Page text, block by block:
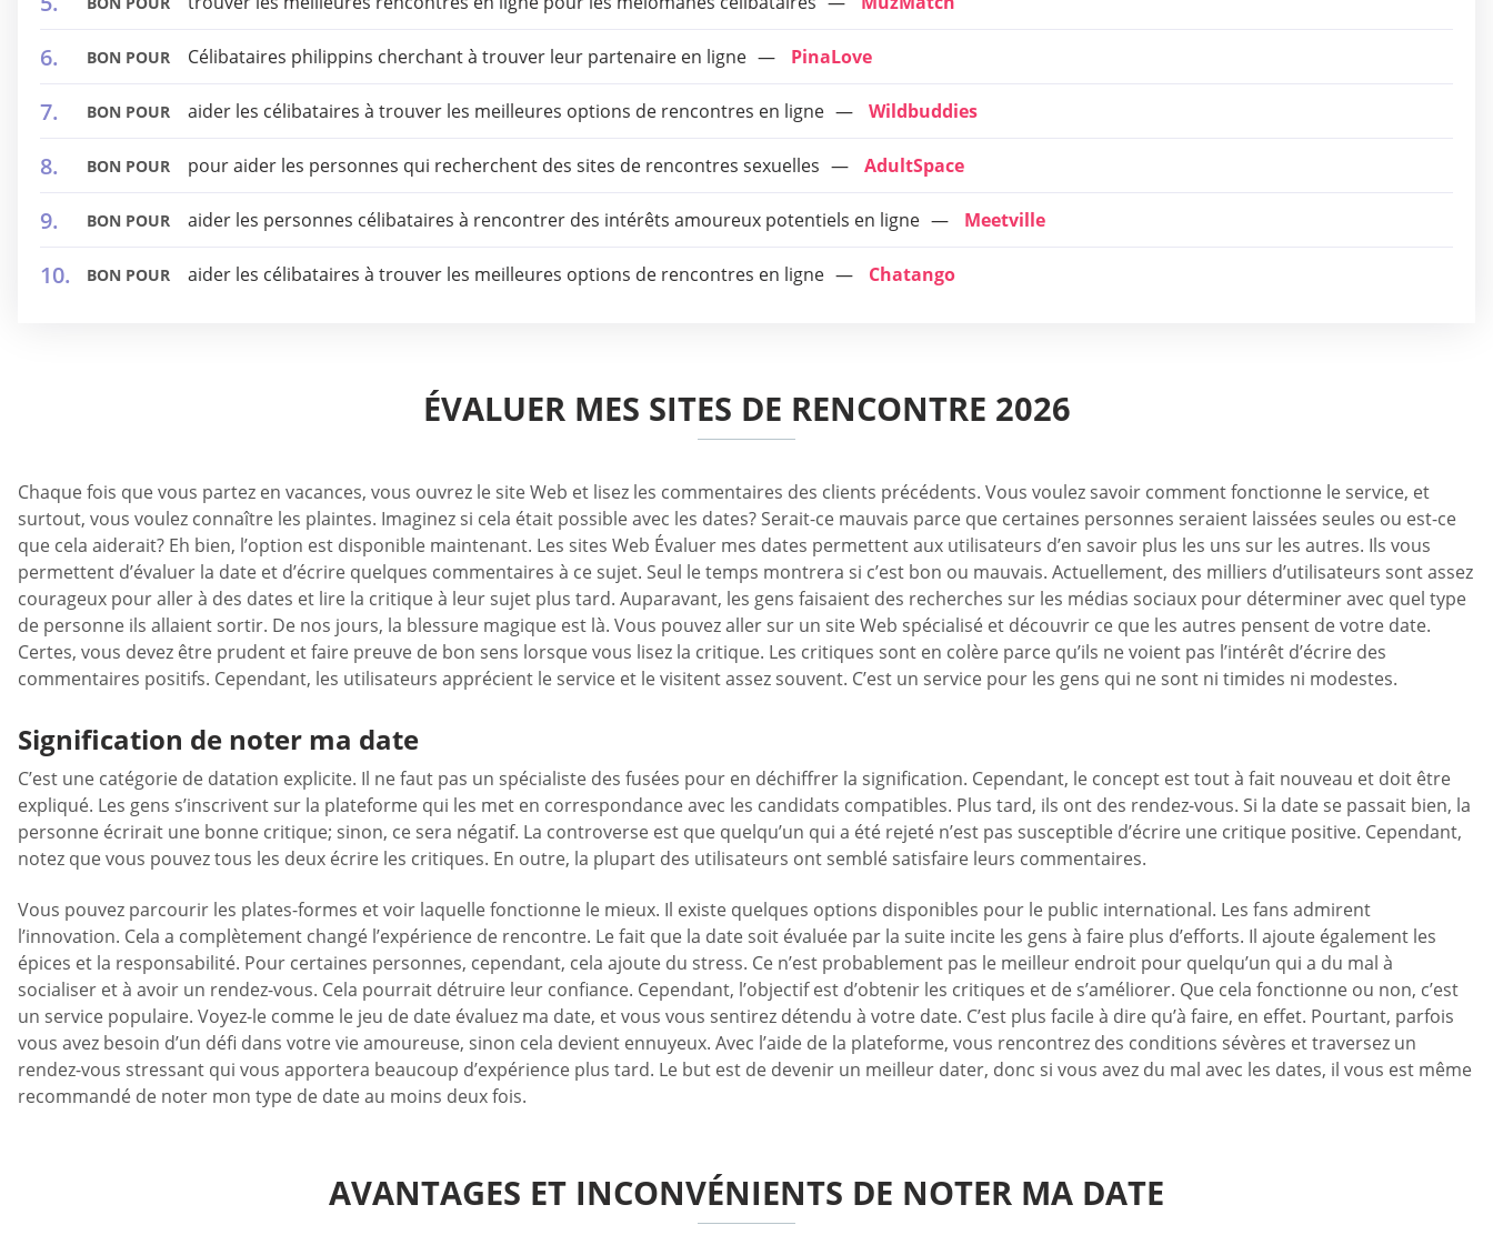
BON POUR Célibataires philippins cherchant à trouver leur partenaire en ligne PinaLove
BON POUR aider les célibataires à trouver les meilleures options de rencontres en ligne Wildbuddies
BON POUR pour aider les personnes qui recherchent des sites de rencontres sexuelles AdultSpace
BON POUR aider les personnes célibataires à rencontrer des intérêts amoureux potentiels en ligne Meetville
BON POUR aider les célibataires à trouver les meilleures options de rencontres en ligne Chatango
ÉVALUER MES SITES DE RENCONTRE 2026
Chaque fois que vous partez en vacances, vous ouvrez le site Web et lisez les commentaires des clients précédents. Vous voulez savoir comment fonctionne le service, et
surtout, vous voulez connaître les plaintes. Imaginez si cela était possible avec les dates? Serait-ce mauvais parce que certaines personnes seraient laissées seules ou est-ce
que cela aiderait? Eh bien, l’option est disponible maintenant. Les sites Web Évaluer mes dates permettent aux utilisateurs d’en savoir plus les uns sur les autres. Ils vous
permettent d’évaluer la date et d’écrire quelques commentaires à ce sujet. Seul le temps montrera si c’est bon ou mauvais. Actuellement, des milliers d’utilisateurs sont assez
courageux pour aller à des dates et lire la critique à leur sujet plus tard. Auparavant, les gens faisaient des recherches sur les médias sociaux pour déterminer avec quel type
de personne ils allaient sortir. De nos jours, la blessure magique est là. Vous pouvez aller sur un site Web spécialisé et découvrir ce que les autres pensent de votre date.
Certes, vous devez être prudent et faire preuve de bon sens lorsque vous lisez la critique. Les critiques sont en colère parce qu’ils ne voient pas l’intérêt d’écrire des
commentaires positifs. Cependant, les utilisateurs apprécient le service et le visitent assez souvent. C’est un service pour les gens qui ne sont ni timides ni modestes.
Signification de noter ma date
C’est une catégorie de datation explicite. Il ne faut pas un spécialiste des fusées pour en déchiffrer la signification. Cependant, le concept est tout à fait nouveau et doit être
expliqué. Les gens s’inscrivent sur la plateforme qui les met en correspondance avec les candidats compatibles. Plus tard, ils ont des rendez-vous. Si la date se passait bien, la
personne écrirait une bonne critique; sinon, ce sera négatif. La controverse est que quelqu’un qui a été rejeté n’est pas susceptible d’écrire une critique positive. Cependant,
notez que vous pouvez tous les deux écrire les critiques. En outre, la plupart des utilisateurs ont semblé satisfaire leurs commentaires.
Vous pouvez parcourir les plates-formes et voir laquelle fonctionne le mieux. Il existe quelques options disponibles pour le public international. Les fans admirent
l’innovation. Cela a complètement changé l’expérience de rencontre. Le fait que la date soit évaluée par la suite incite les gens à faire plus d’efforts. Il ajoute également les
épices et la responsabilité. Pour certaines personnes, cependant, cela ajoute du stress. Ce n’est probablement pas le meilleur endroit pour quelqu’un qui a du mal à
socialiser et à avoir un rendez-vous. Cela pourrait détruire leur confiance. Cependant, l’objectif est d’obtenir les critiques et de s’améliorer. Que cela fonctionne ou non, c’est
un service populaire. Voyez-le comme le jeu de date évaluez ma date, et vous vous sentirez détendu à votre date. C’est plus facile à dire qu’à faire, en effet. Pourtant, parfois
vous avez besoin d’un défi dans votre vie amoureuse, sinon cela devient ennuyeux. Avec l’aide de la plateforme, vous rencontrez des conditions sévères et traversez un
rendez-vous stressant qui vous apportera beaucoup d’expérience plus tard. Le but est de devenir un meilleur dater, donc si vous avez du mal avec les dates, il vous est même
recommandé de noter mon type de date au moins deux fois.
AVANTAGES ET INCONVÉNIENTS DE NOTER MA DATE